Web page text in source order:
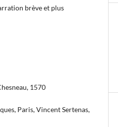
brève et plus
1570
Paris, Vincent Sertenas,